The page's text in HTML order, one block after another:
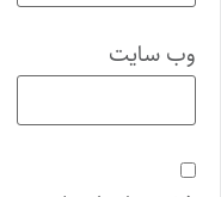
وب‌ سایت